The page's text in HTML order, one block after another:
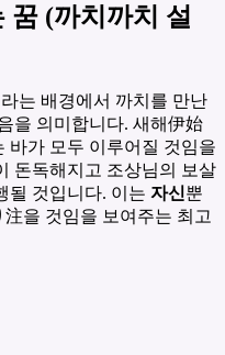
꿈 (까치까치 설
는 배경에서 까치를 만난
을 의미합니다. 새해伊始
바가 모두 이루어질 것임을
돈독해지고 조상님의 보살
될 것입니다. 이는 자신뿐
을 것임을 보여주는 최고